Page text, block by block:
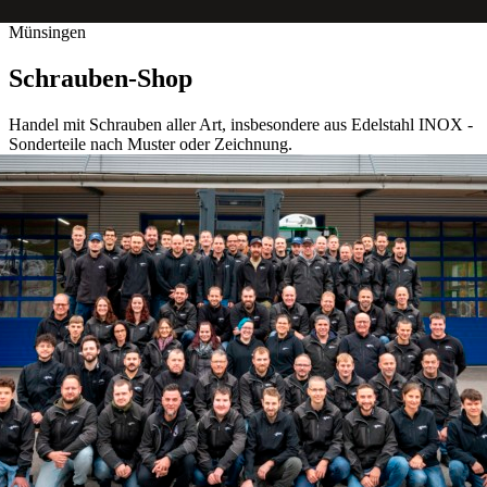
Münsingen
Schrauben-Shop
Handel mit Schrauben aller Art, insbesondere aus Edelstahl INOX -
Sonderteile nach Muster oder Zeichnung.